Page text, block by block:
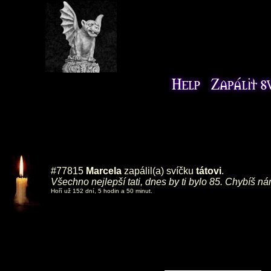
#77815 Marcela zapálil(a) svíčku tátovi.
Všechno nejlepší tati, dnes by ti bylo 85. Chybíš
Hoří už 152 dní, 5 hodin a 50 minut.